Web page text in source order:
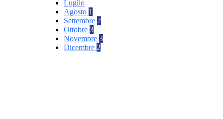
Luglio
Agosto 1
Settembre 2
Ottobre 3
Novembre 3
Dicembre 2